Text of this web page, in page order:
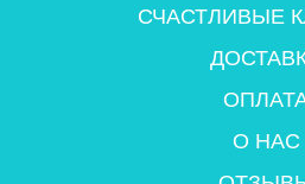
СЧАСТЛИВЫЕ
О НАС